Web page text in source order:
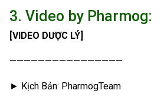
3. Video by Pharmog:
[VIDEO DƯỢC LÝ]
————————————————
► Kịch Bản: PharmogTeam